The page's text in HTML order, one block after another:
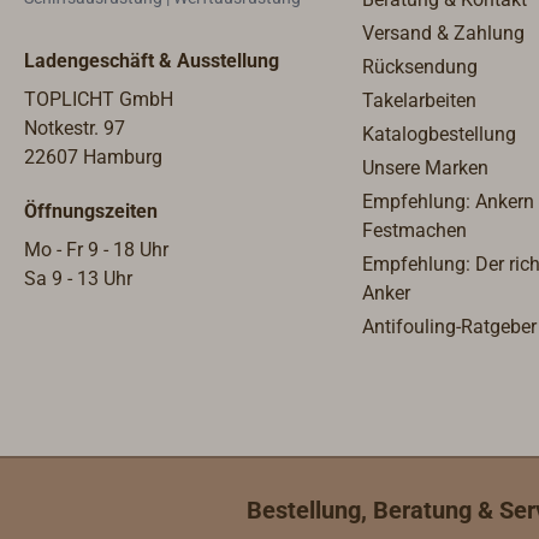
Stücken (Bund plus Restlänge)
die
Ladengeschäft & Ausstellung
TOPLICHT GmbH
Notkestr. 97
22607 Hamburg
Öffnungszeiten
Mo - Fr 9 - 18 Uhr
Sa 9 - 13 Uhr
Versand & Zahlung
Rücksendung
Takelarbeiten
Katalogbestellung
Unsere Marken
Empfehlung: Ankern
Festmachen
Empfehlung: Der
Anker
Antifouling-Ratgeber
Bestellung, Beratung &